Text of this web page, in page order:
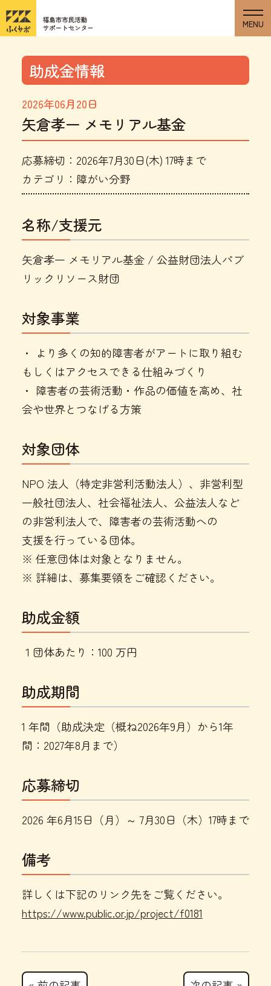
助成金情報
2026年06月20日
矢倉孝一 メモリアル基金
応募締切：2026年7月30日(木) 17時まで
カテゴリ：障がい分野
名称/支援元
矢倉孝一 メモリアル基金 / 公益財団法人パブ
リックリソース財団
対象事業
・ より多くの知的障害者がアートに取り組む
もしくはアクセスできる仕組みづくり
・ 障害者の芸術活動・作品の価値を高め、社
会や世界とつなげる方策
対象団体
NPO 法人（特定非営利活動法人）、非営利型
一般社団法人、社会福祉法人、公益法人など
の非営利法人で、障害者の芸術活動への
支援を行っている団体。
※ 任意団体は対象となりません。
※ 詳細は、募集要領をご確認ください。
助成金額
１団体あたり：100 万円
助成期間
1 年間（助成決定（概ね2026年9月）から1年
間：2027年8月まで）
応募締切
2026 年6月15日（月）～ 7月30日（木）17時まで
備考
詳しくは下記のリンク先をご覧ください。
https://www.public.or.jp/project/f0181